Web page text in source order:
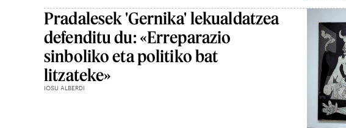
Pradalesek 'Gernika' lekualdatzea
defenditu du: «Erreparazio
sinboliko eta politiko bat
litzateke»
IOSU ALBERDI